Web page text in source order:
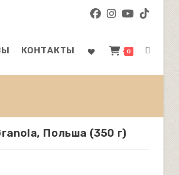
КОНТАКТЫ 0
Польша (350 г)